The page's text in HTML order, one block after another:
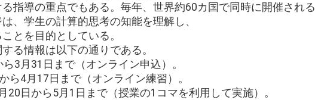
指導の重点でもある。毎年、世界約60カ国で同時に開催される
、学生の計算的思考の知能を理解し、
とを目的としている。
る情報は以下の通りである。
3月31日まで（オンライン申込）。
ら4月17日まで（オンライン練習）。
20日から5月1日まで（授業の1コマを利用して実施）。